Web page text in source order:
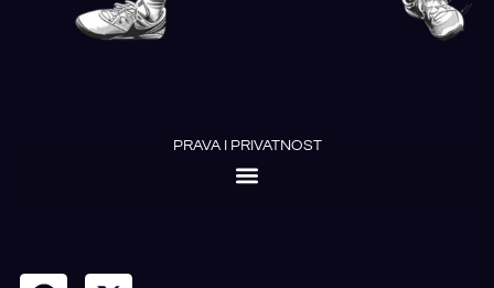
PRAVA I PRIVATNOST